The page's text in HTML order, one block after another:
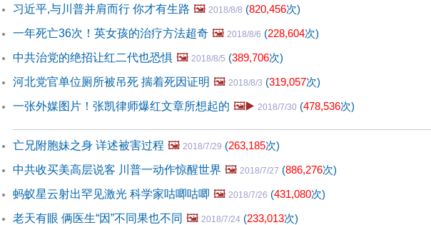
习近平,与川普并肩而行 你才有生路 🖼️ 2018/8/8 (820,456次)
一年死亡36次！英女孩的治疗方法超奇 🖼️ 2018/8/6 (228,604次)
中共治党的绝招让红二代也恐惧 🖼️ 2018/8/5 (389,706次)
河北党官单位厕所被吊死 揣着死因证明 🖼️ 2018/8/3 (319,057次)
一张外媒图片！张凯律师爆红文章所想起的 🖼️▶️ 2018/7/30 (478,536次)
亡兄附胞妹之身 详述被害过程 🖼️ 2018/7/29 (263,185次)
中共收买美高层说客 川普一动作惊醒世界 🖼️ 2018/7/27 (886,276次)
蚂蚁星云射出罕见激光 科学家咕唧咕唧 🖼️ 2018/7/26 (431,080次)
老天有眼 俩医生“因”不同果也不同 🖼️ 2018/7/24 (233,013次)